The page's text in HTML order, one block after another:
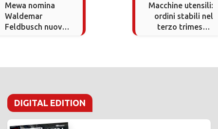
Mewa nomina
Waldemar
Feldbusch nuovo
Macchine utensili:
ordini stabili nel
terzo trimestre
DIGITAL EDITION